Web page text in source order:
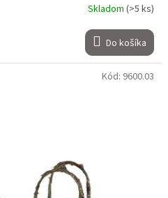
Skladom (>5 ks)
Do košíka
Kód: 9600.03